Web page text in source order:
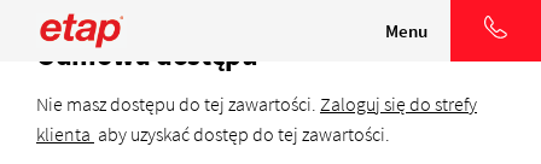
Menu
Odmowa dostępu
Nie masz dostępu do tej zawartości. Zaloguj się do strefy
klienta aby uzyskać dostęp do tej zawartości.